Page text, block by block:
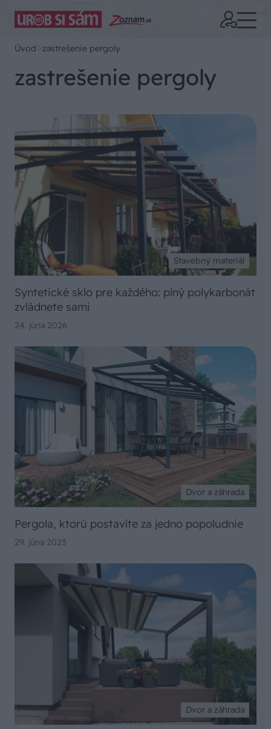
Úvod zastrešenie pergoly
zastrešenie pergoly
Stavebný materiál
Syntetické sklo pre každého: plný polykarbonát
zvládnete sami
24. júna 2026
Dvor a záhrada
Pergola, ktorú postavíte za jedno popoludnie
29. júna 2023
Dvor a záhrada